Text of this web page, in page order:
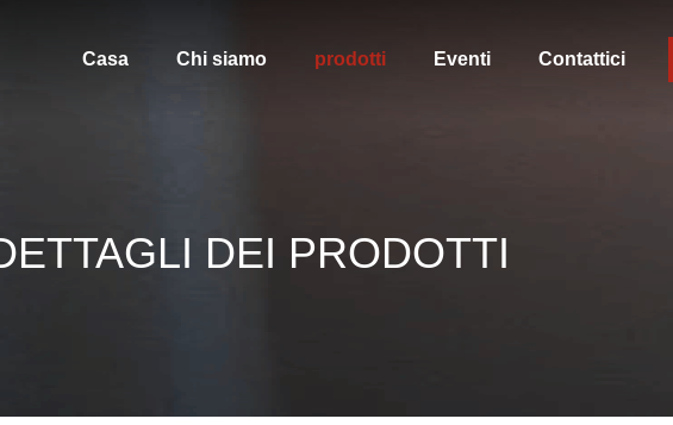
Casa Chi siamo prodotti Eventi Contattici
DEI PRODOTTI